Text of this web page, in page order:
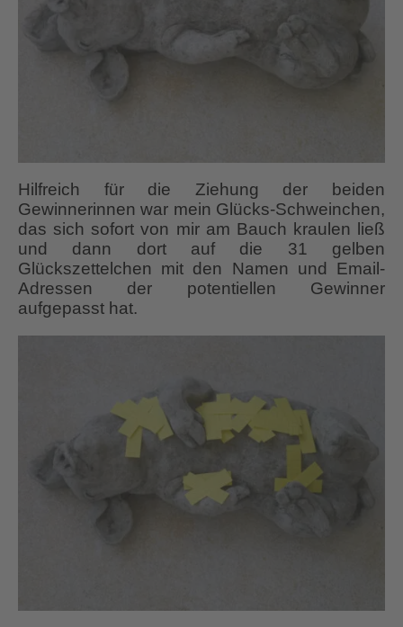
Hilfreich für die Ziehung der beiden
Gewinnerinnen war mein Glücks-Schweinchen,
das sich sofort von mir am Bauch kraulen ließ
und dann dort auf die 31 gelben
Glückszettelchen mit den Namen und Email-
Adressen der potentiellen Gewinner
aufgepasst hat.